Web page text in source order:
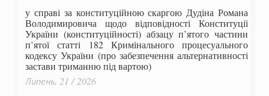
у справі за конституційною скаргою Дудіна Романа
Володимировича щодо відповідності Конституції
України (конституційності) абзацу п’ятого частини
п’ятої статті 182 Кримінального процесуального
кодексу України (про забезпечення альтернативності
застави триманню під вартою)
Липень, 21 / 2026